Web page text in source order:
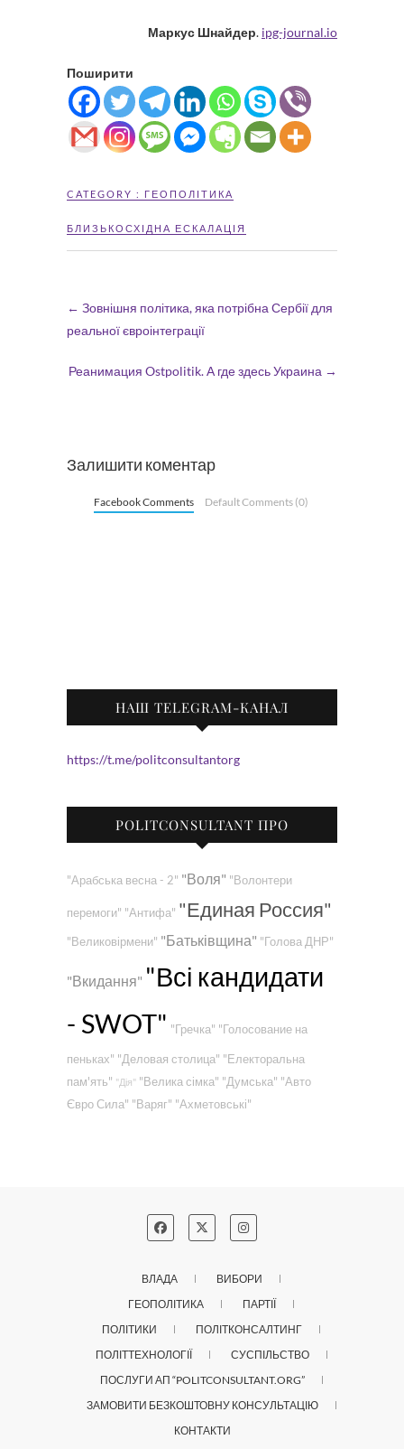
Маркус Шнайдер. ipg-journal.io
Поширити
CATEGORY : ГЕОПОЛІТИКА
БЛИЗЬКОСХІДНА ЕСКАЛАЦІЯ
← Зовнішня політика, яка потрібна Сербії для
реальної євроінтеграції
Реанимация Ostpolitik. А где здесь Украина →
Залишити коментар
Facebook Comments Default Comments (0)
НАШ TELEGRAM-КАНАЛ
https://t.me/politconsultantorg
POLITCONSULTANT ПРО
"Арабська весна - 2" "Воля" "Волонтери
перемоги" "Антифа" "Единая Россия"
"Великовірмени" "Батьківщина" "Голова ДНР"
"Вкидання" "Всі кандидати
- SWOT" "Гречка" "Голосование на
пеньках" "Деловая столица" "Електоральна
пам'ять" "Дія" "Велика сімка" "Думська" "Авто
Євро Сила" "Варяг" "Ахметовські"
ВЛАДА
ВИБОРИ
ГЕОПОЛІТИКА
ПАРТІЇ
ПОЛІТИКИ
ПОЛІТКОНСАЛТИНГ
ПОЛІТТЕХНОЛОГІЇ
СУСПІЛЬСТВО
ПОСЛУГИ АП “POLITCONSULTANT.ORG”
ЗАМОВИТИ БЕЗКОШТОВНУ КОНСУЛЬТАЦІЮ
КОНТАКТИ